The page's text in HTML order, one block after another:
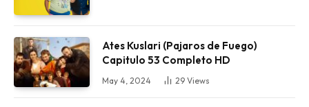
Ates Kuslari (Pajaros de Fuego)
Capitulo 53 Completo HD
May 4, 2024 29 Views